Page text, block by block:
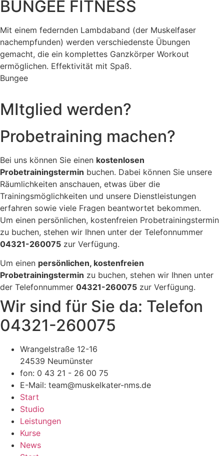
BUNGEE FITNESS
Mit einem federnden Lambdaband (der Muskelfaser
nachempfunden) werden verschiedenste Übungen
gemacht, die ein komplettes Ganzkörper Workout
ermöglichen. Effektivität mit Spaß.
Bungee
MItglied werden?
Probetraining machen?
Bei uns können Sie einen kostenlosen
Probetrainingstermin buchen. Dabei können Sie unsere
Räumlichkeiten anschauen, etwas über die
Trainingsmöglichkeiten und unsere Dienstleistungen
erfahren sowie viele Fragen beantwortet bekommen.
Um einen persönlichen, kostenfreien Probetrainingstermin
zu buchen, stehen wir Ihnen unter der Telefonnummer
04321-260075 zur Verfügung.
Um einen persönlichen, kostenfreien
Probetrainingstermin zu buchen, stehen wir Ihnen unter
der Telefonnummer 04321-260075 zur Verfügung.
Wir sind für Sie da: Telefon
04321-260075
Wrangelstraße 12-16
24539 Neumünster
fon: 0 43 21 - 26 00 75
E-Mail: team@muskelkater-nms.de
Start
Studio
Leistungen
Kurse
News